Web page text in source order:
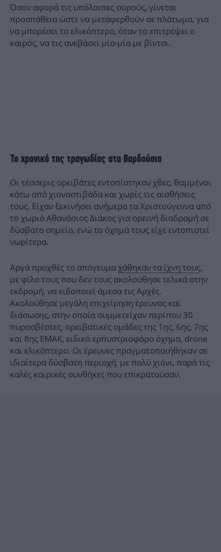
Όσον αφορά τις υπόλοιπες σορούς, γίνεται
προσπάθεια ώστε να μεταφερθούν σε πλάτωμα, για
να μπορέσει το ελικόπτερο, όταν το επιτρέψει ο
καιρός, να τις ανεβάσει μία-μία με βίντσι.
Το χρονικό της τραγωδίας στα Βαρδούσια
Οι τέσσερις ορειβάτες εντοπίστηκαν χθες, θαμμένοι
κάτω από χιονοστιβάδα και χωρίς τις αισθήσεις
τους. Είχαν ξεκινήσει ανήμερα τα Χριστούγεννα από
το χωριό Αθανάσιος Διάκος για ορεινή διαδρομή σε
δύσβατο σημείο, ενώ το όχημά τους είχε εντοπιστεί
νωρίτερα.
Αργά προχθές το απόγευμαχάθηκαν τα ίχνη τους,
με φίλο τους που δεν τους ακολούθησε τελικά στην
εκδρομή, να ειδοποιεί άμεσα τις Αρχές.
Ακολούθησε μεγάλη επιχείρηση έρευνας και
διάσωσης, στην οποία συμμετείχαν περίπου 30
πυροσβέστες, ορειβατικές ομάδες της 1ης, 6ης, 7ης
και 8ης ΕΜΑΚ, ειδικό ερπυστριοφόρο όχημα, drone
και ελικόπτερο. Οι έρευνες πραγματοποιήθηκαν σε
ιδιαίτερα δύσβατη περιοχή, με πολύ χιόνι, παρά τις
καλές καιρικές συνθήκες που επικρατούσαν.